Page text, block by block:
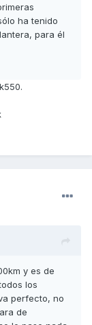
ha tenido
para él
y es de
los
perfecto, no
de